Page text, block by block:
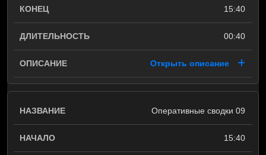
15:40
00:40
Открыть описание
Оперативные сводки 09
15:40